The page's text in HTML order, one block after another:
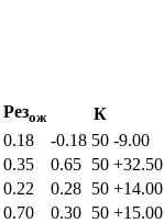
Резож
К
0.18 -0.18 50 -9.00
0.35 0.65 50 +32.50
0.22 0.28 50 +14.00
0.70 0.30 50 +15.00